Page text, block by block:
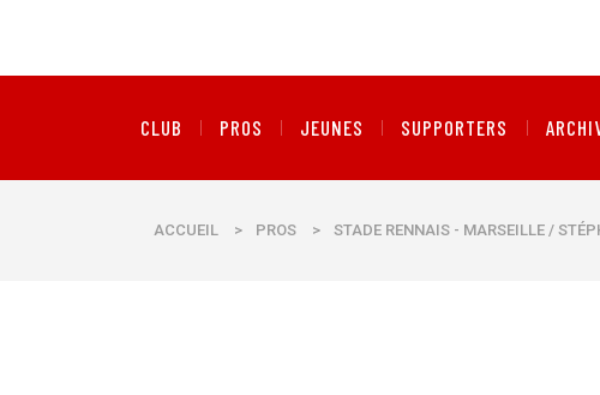
CLUB PROS JEUNES SUPPORTERS
ACCUEIL > PROS > STADE RENNAIS - MARSEILLE /